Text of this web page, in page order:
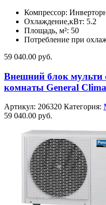
Компрессор:
Охлаждение,кВт: 5.2
Площадь, м²: 50
Потребление при
59 040.00 руб.
Внешний блок мульти
комнаты General
Артикул: 206320 Категория:
59 040.00 руб.